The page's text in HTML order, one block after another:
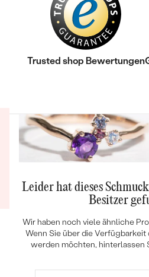
Bestseller
Trusted shop Bewertungen
Kunde ist König Kommunikation,
der Artikel sind klasse. Macht
Verifizierter Kunde
09.03.2025
Leider hat dieses
Besitzer
Wir haben noch viele ähnliche
Wenn Sie über die
werden möchten, hinterlassen